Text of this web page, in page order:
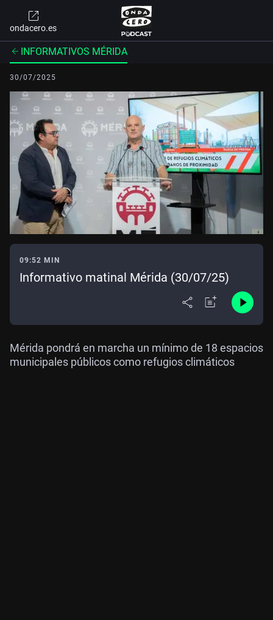
ondacero.es
INFORMATIVOS MÉRIDA
30/07/2025
09:52 MIN
Informativo matinal Mérida (30/07/25)
Mérida pondrá en marcha un mínimo de 18 espacios
municipales públicos como refugios climáticos